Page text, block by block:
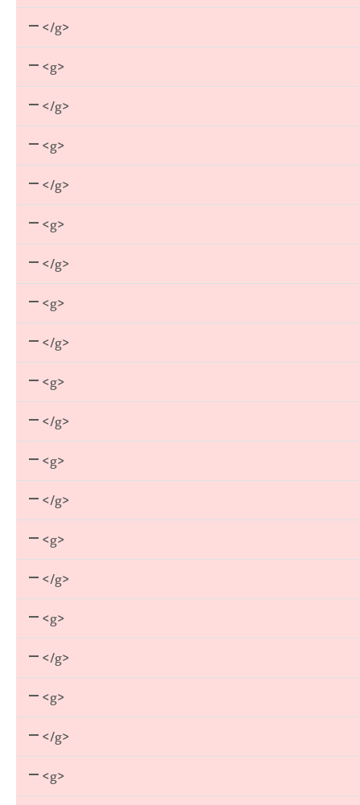
</g>
<g>
</g>
<g>
</g>
<g>
</g>
<g>
</g>
<g>
</g>
<g>
</g>
<g>
</g>
<g>
</g>
<g>
</g>
<g>